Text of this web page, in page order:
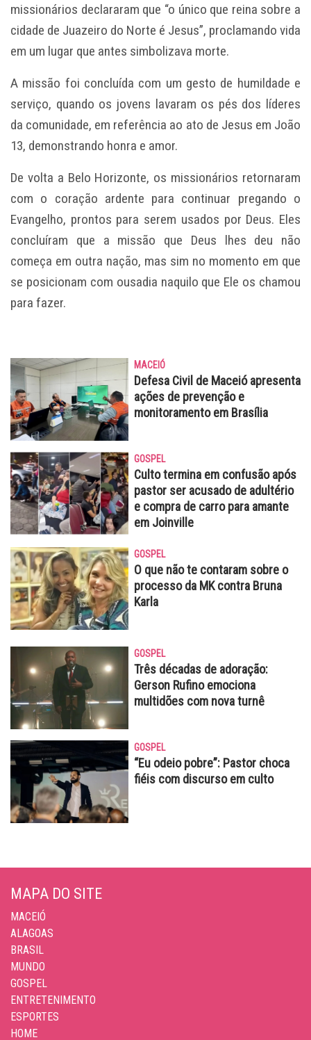
missionários declararam que “o único que reina sobre a
cidade de Juazeiro do Norte é Jesus”, proclamando vida
em um lugar que antes simbolizava morte.
A missão foi concluída com um gesto de humildade e
serviço, quando os jovens lavaram os pés dos líderes
da comunidade, em referência ao ato de Jesus em João
13, demonstrando honra e amor.
De volta a Belo Horizonte, os missionários retornaram
com o coração ardente para continuar pregando o
Evangelho, prontos para serem usados por Deus. Eles
concluíram que a missão que Deus lhes deu não
começa em outra nação, mas sim no momento em que
se posicionam com ousadia naquilo que Ele os chamou
para fazer.
MACEIÓ
Defesa Civil de Maceió apresenta
ações de prevenção e
monitoramento em Brasília
GOSPEL
Culto termina em confusão após
pastor ser acusado de adultério
e compra de carro para amante
em Joinville
GOSPEL
O que não te contaram sobre o
processo da MK contra Bruna
Karla
GOSPEL
Três décadas de adoração:
Gerson Rufino emociona
multidões com nova turnê
GOSPEL
“Eu odeio pobre”: Pastor choca
fiéis com discurso em culto
MAPA DO SITE
MACEIÓ
ALAGOAS
BRASIL
MUNDO
GOSPEL
ENTRETENIMENTO
ESPORTES
HOME